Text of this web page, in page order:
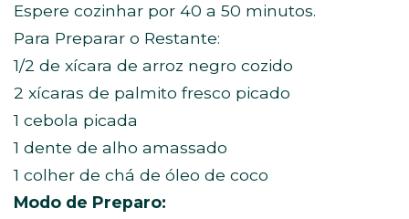
Espere cozinhar por 40 a 50 minutos.
Para Preparar o Restante:
1/2 de xícara de arroz negro cozido
2 xícaras de palmito fresco picado
1 cebola picada
1 dente de alho amassado
1 colher de chá de óleo de coco
Modo de Preparo: